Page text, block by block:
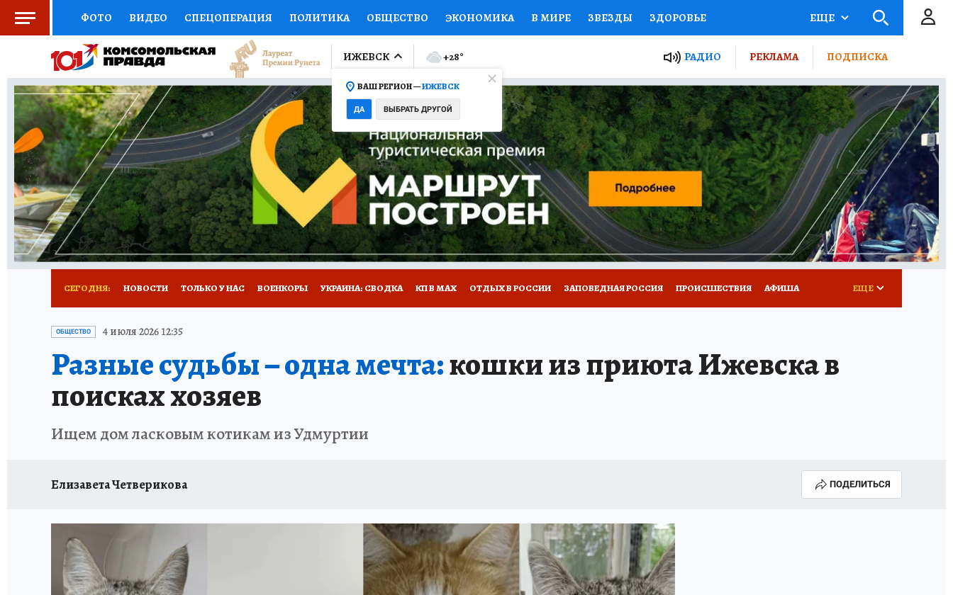
ФОТО ВИДЕО СПЕЦОПЕРАЦИЯ ПОЛИТИКА ОБЩЕСТВО ЭКОНОМИКА В МИРЕ ЗВЕЗДЫ ЗДОРОВЬЕ
СОЦПОДДЕРЖКА НАУКА СПОРТ КОЛУМНИСТЫ ПРОИСШЕСТВИЯ НАЦИОНАЛЬНЫЕ ПРОЕКТЫ РОССИИ
ВЫБОР ЭКСПЕРТОВ ДОКТОР ФИНАНСЫ ОТКРЫВАЕМ МИР Я ЗНАЮ СЕМЬЯ ЖЕНСКИЕ СЕКРЕТЫ ПУТЕВОДИТЕЛЬ
КНИЖНАЯ ПОЛКА ПРОГНОЗЫ НА СПОРТ ПРОМОКОДЫ СЕРИАЛЫ СПЕЦПРОЕКТЫ ДЕФИЦИТ ЖЕЛЕЗА ТУРИЗМ
ПРЕСС-ЦЕНТР НЕДВИЖИМОСТЬ ТЕЛЕВИЗОР КОЛЛЕКЦИИ КОНКУРСЫ РАБОТА У НАС ГИД ПОТРЕБИТЕЛЯ ВСЕ О КП
РАДИО КП РЕКЛАМА ТЕСТЫ НОВОЕ НА САЙТЕ
ЕЩЕ
ИЖЕВСК
ВАШ РЕГИОН —ИЖЕВСК
ДА ВЫБРАТЬ ДРУГОЙ
+28° РАДИО РЕКЛАМА ПОДПИСКА
СЕГОДНЯ: НОВОСТИ ТОЛЬКО У НАС ВОЕНКОРЫ УКРАИНА: СВОДКА КП В МАХ ОТДЫХ В РОССИИ ЗАПОВЕДНАЯ РОССИЯ ПРОИСШЕСТВИЯ АФИША
РЕКЛАМА НА САЙТЕ
ЕЩЕ
ОБЩЕСТВО 4 июля 2026 12:35
Разные судьбы – одна мечта:кошки из приюта Ижевска в
поисках хозяев
Ищем дом ласковым котикам из Удмуртии
Елизавета Четверикова ПОДЕЛИТЬСЯ